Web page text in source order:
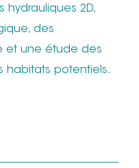
hydrauliques 2D,
des
et une étude des
habitats potentiels.